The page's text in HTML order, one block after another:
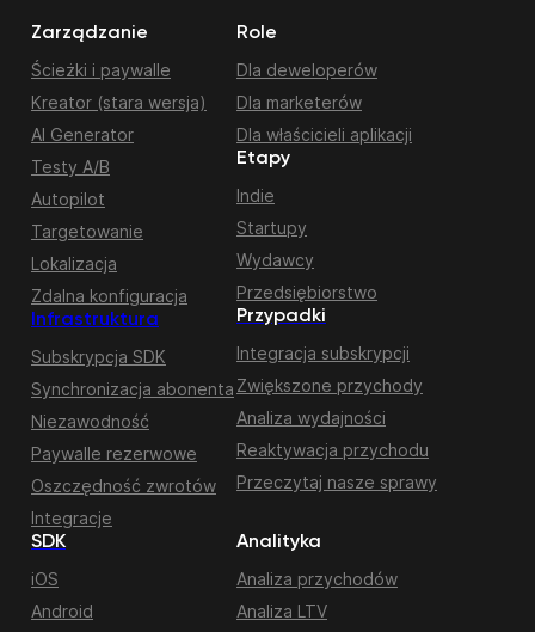
Zarządzanie
Ścieżki i paywalle
Kreator (stara wersja)
AI Generator
Testy A/B
Autopilot
Targetowanie
Lokalizacja
Zdalna konfiguracja
Infrastruktura
Subskrypcja SDK
Synchronizacja abonenta
Niezawodność
Paywalle rezerwowe
Oszczędność zwrotów
Integracje
Role
Dla deweloperów
Dla marketerów
Dla właścicieli aplikacji
Etapy
Indie
Startupy
Wydawcy
Przedsiębiorstwo
Przypadki
Integracja subskrypcji
Zwiększone przychody
Analiza wydajności
Reaktywacja przychodu
Przeczytaj nasze sprawy
SDK
iOS
Android
Analityka
Analiza przychodów
Analiza LTV